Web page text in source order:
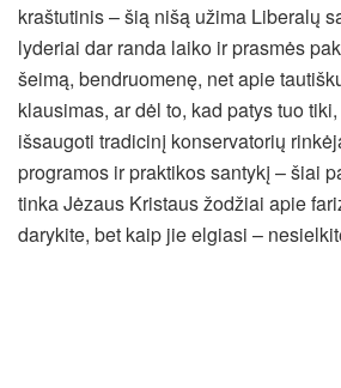
kraštutinis – šią nišą užima Liberalų
lyderiai dar randa laiko ir prasmės
šeimą, bendruomenę, net apie
klausimas, ar dėl to, kad patys tuo
išsaugoti tradicinį konservatorių
programos ir praktikos santykį – šiai
tinka Jėzaus Kristaus žodžiai apie
darykite, bet kaip jie elgiasi –